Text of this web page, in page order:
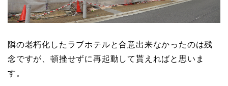
隣の老朽化したラブホテルと合意出来なかったのは残
念ですが、頓挫せずに再起動して貰えればと思いま
す。